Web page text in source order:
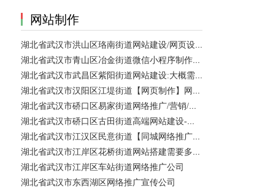
网站制作
湖北省武汉市洪山区珞南街道网站建设/网页设计 咨询服务
湖北省武汉市青山区冶金街道微信小程序制作公司/网站制作 咨询服务
湖北省武汉市武昌区紫阳街道网站建设:大概需要多久可以制作好？
湖北省武汉市汉阳区江堤街道【网页制作】网站维护 咨询服务
湖北省武汉市硚口区易家街道网络推广/营销/宣传公司
湖北省武汉市硚口区古田街道高端网站建设-百家号注册
湖北省武汉市江汉区民意街道【同城网络推广】店铺推广
湖北省武汉市江岸区花桥街道网站搭建需要多少钱？
湖北省武汉市江岸区车站街道网络推广公司
湖北省武汉市东西湖区网络推广宣传公司